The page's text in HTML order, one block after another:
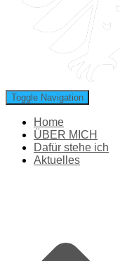
Toggle Navigation
Home
ÜBER MICH
Dafür stehe ich
Aktuelles